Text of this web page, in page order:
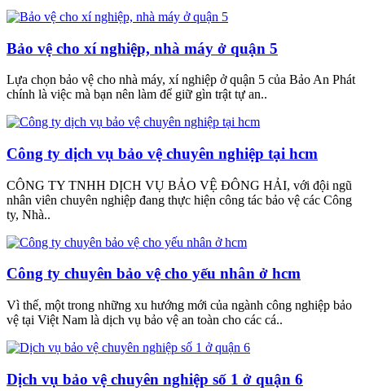
Bảo vệ cho xí nghiệp, nhà máy ở quận 5
Lựa chọn bảo vệ cho nhà máy, xí nghiệp ở quận 5 của Bảo An Phát
chính là việc mà bạn nên làm để giữ gìn trật tự an..
Công ty dịch vụ bảo vệ chuyên nghiệp tại hcm
CÔNG TY TNHH DỊCH VỤ BẢO VỆ ĐÔNG HẢI, với đội ngũ
nhân viên chuyên nghiệp đang thực hiện công tác bảo vệ các Công
ty, Nhà..
Công ty chuyên bảo vệ cho yếu nhân ở hcm
Vì thế, một trong những xu hướng mới của ngành công nghiệp bảo
vệ tại Việt Nam là dịch vụ bảo vệ an toàn cho các cá..
Dịch vụ bảo vệ chuyên nghiệp số 1 ở quận 6